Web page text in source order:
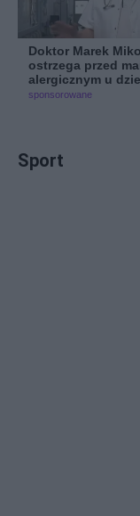
Doktor Marek
ostrzega przed
alergicznym u
sponsorowane
Sport